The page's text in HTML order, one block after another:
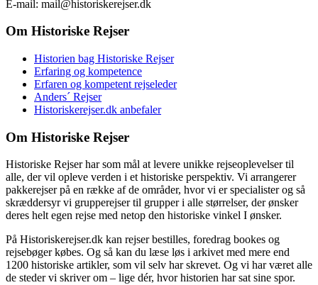
E-mail: mail@historiskerejser.dk
Om Historiske Rejser
Historien bag Historiske Rejser
Erfaring og kompetence
Erfaren og kompetent rejseleder
Anders´ Rejser
Historiskerejser.dk anbefaler
Om Historiske Rejser
Historiske Rejser har som mål at levere unikke rejseoplevelser til
alle, der vil opleve verden i et historiske perspektiv. Vi arrangerer
pakkerejser på en række af de områder, hvor vi er specialister og så
skræddersyr vi grupperejser til grupper i alle størrelser, der ønsker
deres helt egen rejse med netop den historiske vinkel I ønsker.
På Historiskerejser.dk kan rejser bestilles, foredrag bookes og
rejsebøger købes. Og så kan du læse løs i arkivet med mere end
1200 historiske artikler, som vil selv har skrevet. Og vi har været alle
de steder vi skriver om – lige dér, hvor historien har sat sine spor.